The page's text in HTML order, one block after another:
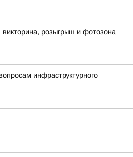
викторина, розыгрыш и фотозона
инфраструктурного